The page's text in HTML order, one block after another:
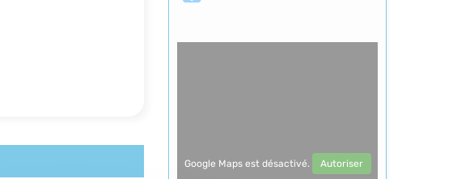
Google Maps est désactivé. Autoriser